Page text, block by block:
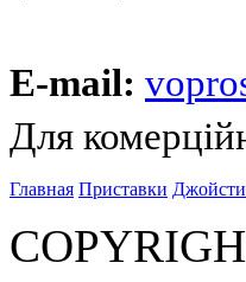
E-mail:
Для
Главная Приставки